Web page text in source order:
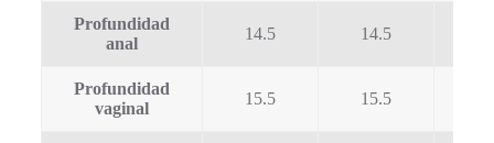
Profundidad
anal
14.5 14.5
Profundidad
vaginal
15.5 15.5